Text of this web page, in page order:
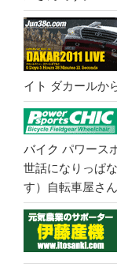
イト ダカールか
バイク パワース
世話になりっぱ
す）自転車屋さん